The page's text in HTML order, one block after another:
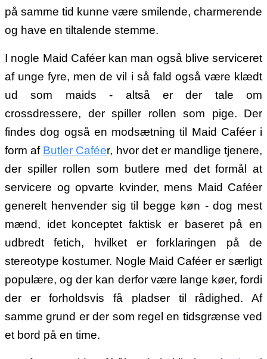
på samme tid kunne være smilende, charmerende
og have en tiltalende stemme.
I nogle Maid Caféer kan man også blive serviceret
af unge fyre, men de vil i så fald også være klædt
ud som maids - altså er der tale om
crossdressere, der spiller rollen som pige. Der
findes dog også en modsætning til Maid Caféer i
form af Butler Caféer, hvor det er mandlige tjenere,
der spiller rollen som butlere med det formål at
servicere og opvarte kvinder, mens Maid Caféer
generelt henvender sig til begge køn - dog mest
mænd, idet konceptet faktisk er baseret på en
udbredt fetich, hvilket er forklaringen på de
stereotype kostumer. Nogle Maid Caféer er særligt
populære, og der kan derfor være lange køer, fordi
der er forholdsvis få pladser til rådighed. Af
samme grund er der som regel en tidsgrænse ved
et bord på en time.